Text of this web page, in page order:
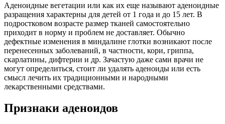
Аденоидные вегетации или как их еще называют аденоидные
разращения характерны для детей от 1 года и до 15 лет. В
подростковом возрасте размер тканей самостоятельно
приходит в норму и проблем не доставляет. Обычно
дефектные изменения в миндалине глотки возникают после
перенесенных заболеваний, в частности, кори, гриппа,
скарлатины, дифтерии и др. Зачастую даже сами врачи не
могут определиться, стоит ли удалять аденоиды или есть
смысл лечить их традиционными и народными
лекарственными средствами.
Признаки аденоидов